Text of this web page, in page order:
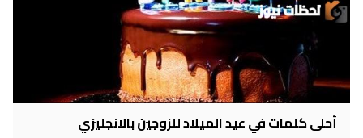
أحلى كلمات في عيد الميلاد للزوجين بالانجليزي